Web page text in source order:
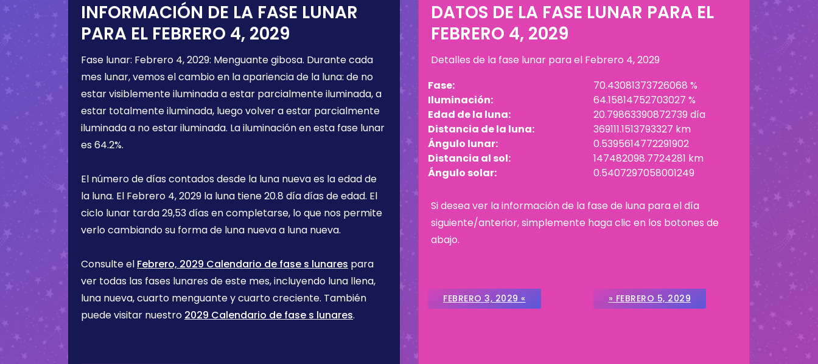
INFORMACIÓN DE LA FASE LUNAR
PARA EL FEBRERO 4, 2029
Fase lunar: Febrero 4, 2029: Menguante gibosa. Durante cada
mes lunar, vemos el cambio en la apariencia de la luna: de no
estar visiblemente iluminada a estar parcialmente iluminada, a
estar totalmente iluminada, luego volver a estar parcialmente
iluminada a no estar iluminada. La iluminación en esta fase lunar
es 64.2%.
El número de días contados desde la luna nueva es la edad de
la luna. El Febrero 4, 2029 la luna tiene20.8 díadías de edad. El
ciclo lunar tarda 29,53 días en completarse, lo que nos permite
verlo cambiando su forma de luna nueva a luna nueva.
Consulte el Febrero, 2029 Calendario de fase s lunares para
ver todas las fases lunares de este mes, incluyendo luna llena,
luna nueva, cuarto menguante y cuarto creciente. También
puede visitar nuestro 2029 Calendario de fase s lunares.
DATOS DE LA FASE LUNAR PARA EL
FEBRERO 4, 2029
Detalles de la fase lunar para el Febrero 4, 2029
Fase:
70.43081373726068 %
Iluminación:
64.15814752703027 %
Edad de la luna:
20.79863390872739 día
Distancia de la luna:
369111.1513793327 km
Ángulo lunar:
0.5395614772291902
Distancia al sol:
147482098.7724281 km
Ángulo solar:
0.5407297058001249
Si desea ver la información de la fase de luna para el día
siguiente/anterior, simplemente haga clic en los botones de
abajo.
FEBRERO 3, 2029 « » FEBRERO 5, 2029